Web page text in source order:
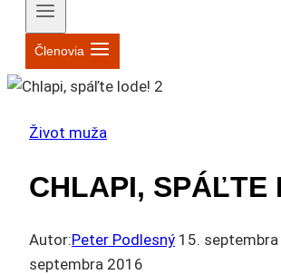
Členovia
Život muža
CHLAPI, SPÁĽTE
Autor:Peter Podlesný 15.
septembra 2016